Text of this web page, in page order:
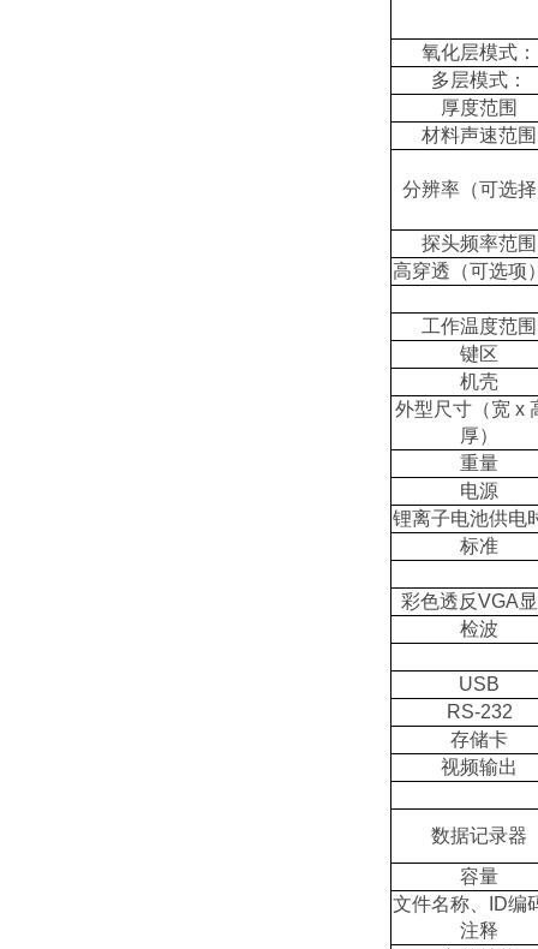
氧化层模式：
多层模式：
厚度范围
材料声速范围
分辨率（可选
探头频率范围
高穿透（可选项
工作温度范围
键区
机壳
外型尺寸（宽 x
厚）
重量
电源
锂离子电池供电
标准
彩色透反VGA
检波
USB
RS-232
存储卡
视频输出
数据记录器
容量
文件名称、ID编
注释